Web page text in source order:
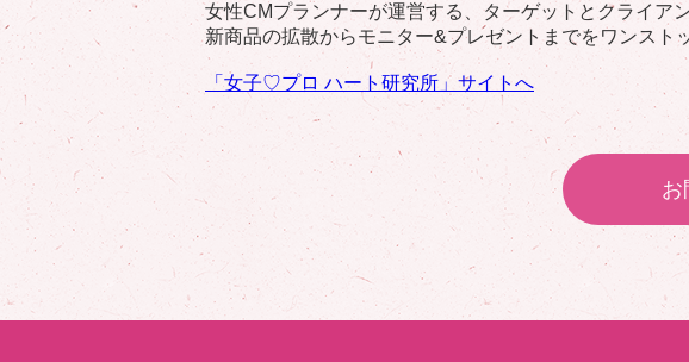
女性CMプランナーが運営する、ターゲットとクライア
新商品の拡散からモニター&プレゼントまでをワンスト
「女子♡プロ ハート研究所」サイトへ
お